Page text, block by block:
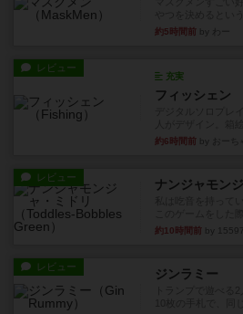
約5時間前 by わー
レビュー
充実
フィッシェン
約6時間前 by おーち
レビュー ナンジャモン
約10時間前 by
レビュー ジンラミー